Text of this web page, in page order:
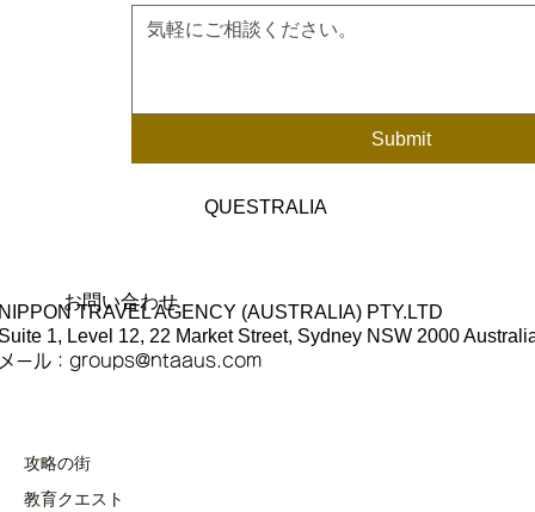
Submit
QUESTRALIA
お問い合わせ
TRAVEL AGENCY (AUSTRALIA) PTY.LTD
1, Level 12, 22 Market Street, Sydney NSW 2000
ール： groups@ntaaus.com
攻略の街
教育クエスト